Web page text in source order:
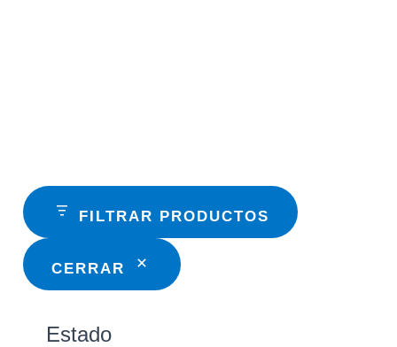
FILTRAR PRODUCTOS
CERRAR
Estado